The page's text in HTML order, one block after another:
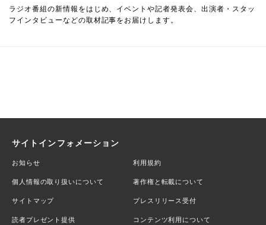
ラジオ番組の新情報をはじめ、イベントや記者発表会、出演者・スタッ
フインタビューなどの取材記事をお届けします。
サイトインフォメーション
お知らせ 利用規約
個人情報の取り扱いについて 著作権と転載について
サイトマップ プレスリリース受付
読者プレゼント提供 コンテンツ利用について